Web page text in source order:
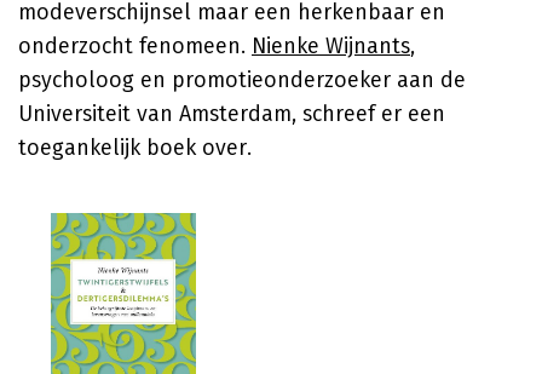
modeverschijnsel maar een herkenbaar en
onderzocht fenomeen. Nienke Wijnants,
psycholoog en promotieonderzoeker aan de
Universiteit van Amsterdam, schreef er een
toegankelijk boek over.